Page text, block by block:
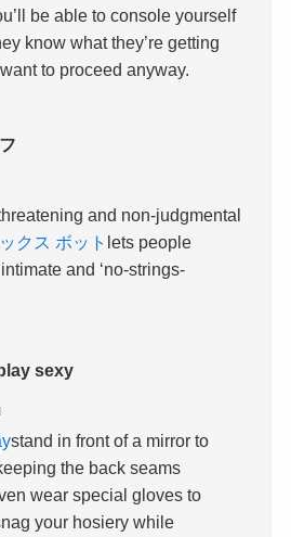
be able to console yourself
know what they’re getting
to proceed anyway.
and non-judgmental
クス ボット lets people
and ‘no-strings-
sexy
stand in front of a mirror to
the back seams
wear special gloves to
your hosiery while